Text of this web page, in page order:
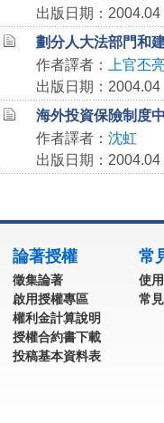
出版日期：2004.04
劃分人大法部門和
作者譯者：
上官丕
出版日期：2004.04
海外投資保險制度
作者譯者： 沈虹
出版日期：2004.04
論著授權
徵集論著
啟用授權專區
權利金計算說明
授權合約書下載
投稿基本資料表
常
使
常